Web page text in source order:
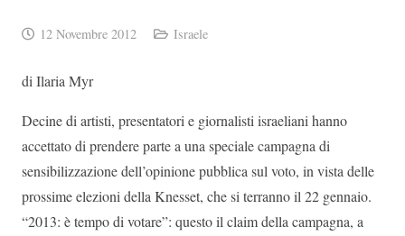
12 Novembre 2012 Israele
di Ilaria Myr
Decine di artisti, presentatori e giornalisti israeliani hanno
accettato di prendere parte a una speciale campagna di
sensibilizzazione dell’opinione pubblica sul voto, in vista delle
prossime elezioni della Knesset, che si terranno il 22 gennaio.
“2013: è tempo di votare”: questo il claim della campagna, a